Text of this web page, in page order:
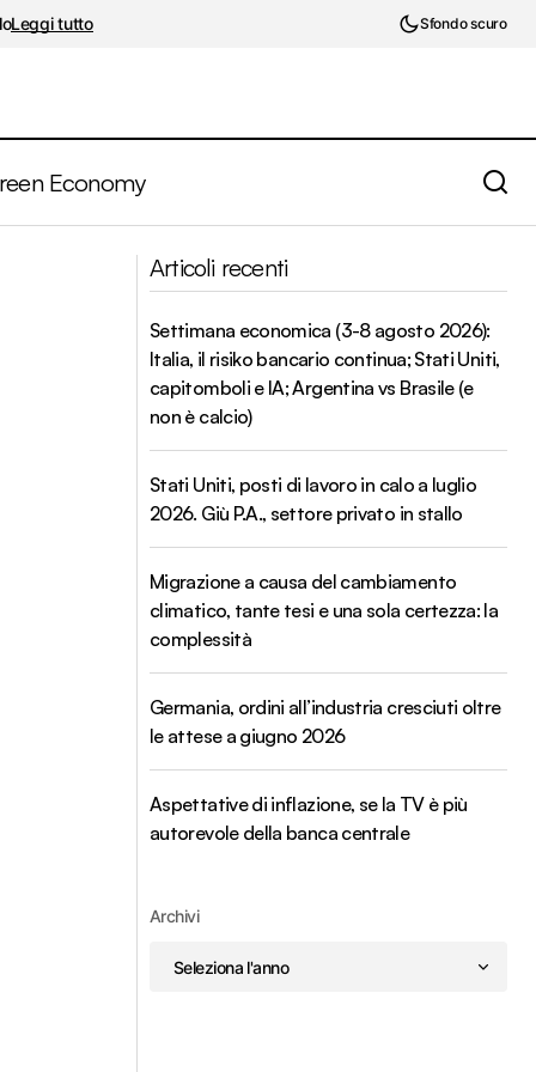
Leggi tutto Sfondo scuro
Economy
produzione: scongiurato (per ora) il
rischio di un mega surplus nel 2026
Articoli recenti
Settimana economica (3-8 agosto 2026):
Italia, il risiko bancario continua; Stati Uniti,
capitomboli e IA; Argentina vs Brasile (e
non è calcio)
Stati Uniti, posti di lavoro in calo a luglio
2026. Giù P.A., settore privato in stallo
Migrazione a causa del cambiamento
climatico, tante tesi e una sola certezza: la
complessità
Germania, ordini all’industria cresciuti oltre
le attese a giugno 2026
Aspettative di inflazione, se la TV è più
autorevole della banca centrale
Archivi